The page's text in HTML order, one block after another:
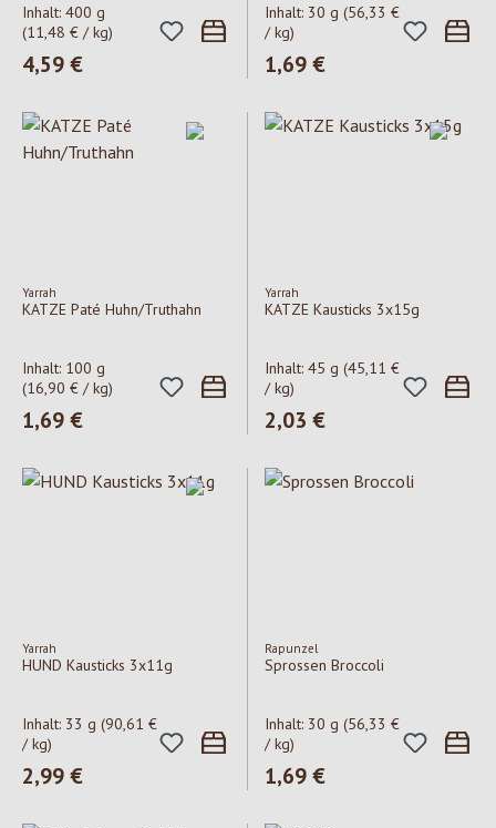
Inhalt: 400 g
(11,48 € / kg)
Regulärer Preis:
4,59 €
Inhalt: 30 g (56,33 €
/ kg)
Regulärer Preis:
1,69 €
Yarrah
KATZE Paté Huhn/Truthahn
Inhalt: 100 g
(16,90 € / kg)
Regulärer Preis:
1,69 €
Yarrah
KATZE Kausticks 3x15g
Inhalt: 45 g (45,11 €
/ kg)
Regulärer Preis:
2,03 €
Yarrah
HUND Kausticks 3x11g
Inhalt: 33 g (90,61 €
/ kg)
Regulärer Preis:
2,99 €
Rapunzel
Sprossen Broccoli
Inhalt: 30 g (56,33 €
/ kg)
Regulärer Preis:
1,69 €